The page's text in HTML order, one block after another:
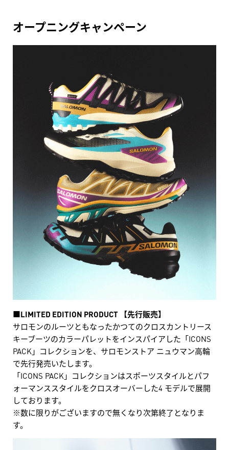
オープニングキャンペーン
■LIMITED EDITION PRODUCT 【先行販売】
サロモンのルーツともなったかつてのクロスカントリース
キーブーツのカラーパレットをインスパイアした「ICONS
PACK」コレクションを、サロモンストア ニュウマン高輪
で先行発売いたします。
「ICONS PACK」コレクションはスポーツスタイルとパフ
ォーマンススタイルをクロスオーバーした4 モデルで展開
しております。
※数に限りがございますので無くなり次第終了となりま
す。